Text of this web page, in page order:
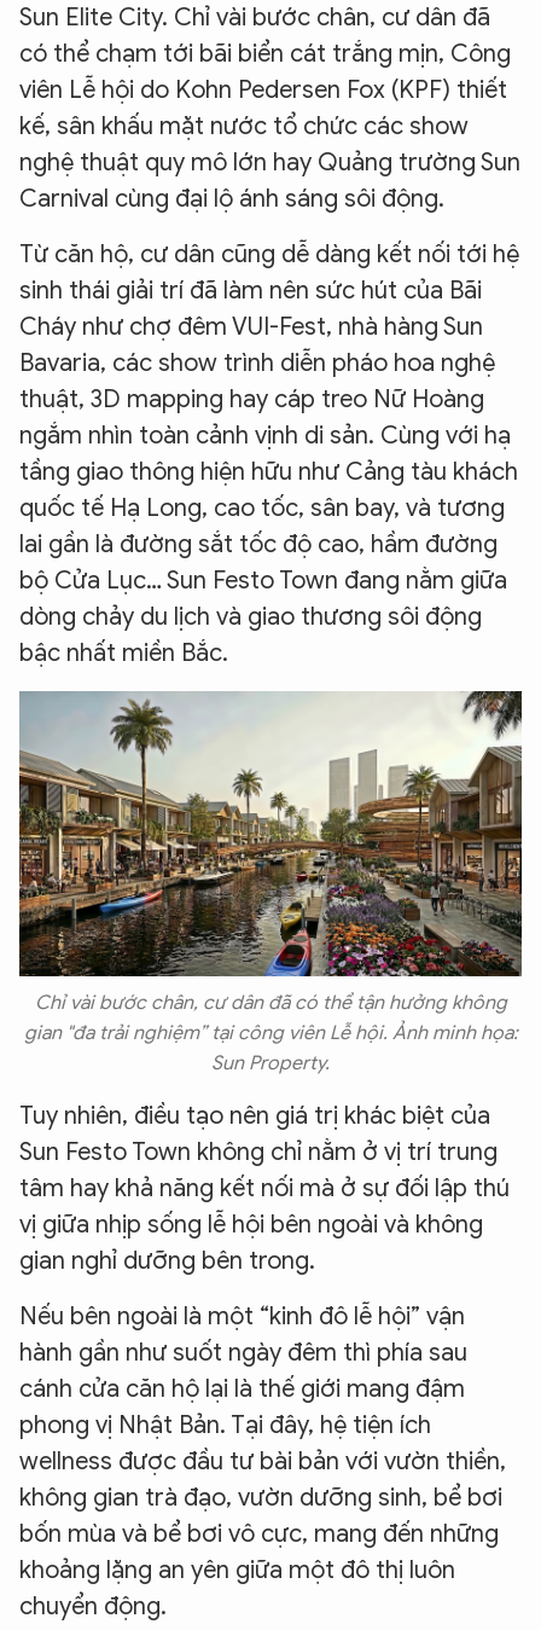
Sun Elite City. Chỉ vài bước chân, cư dân đã
có thể chạm tới bãi biển cát trắng mịn, Công
viên Lễ hội do Kohn Pedersen Fox (KPF) thiết
kế, sân khấu mặt nước tổ chức các show
nghệ thuật quy mô lớn hay Quảng trường Sun
Carnival cùng đại lộ ánh sáng sôi động.
Từ căn hộ, cư dân cũng dễ dàng kết nối tới hệ
sinh thái giải trí đã làm nên sức hút của Bãi
Cháy như chợ đêm VUI-Fest, nhà hàng Sun
Bavaria, các show trình diễn pháo hoa nghệ
thuật, 3D mapping hay cáp treo Nữ Hoàng
ngắm nhìn toàn cảnh vịnh di sản. Cùng với hạ
tầng giao thông hiện hữu như Cảng tàu khách
quốc tế Hạ Long, cao tốc, sân bay, và tương
lai gần là đường sắt tốc độ cao, hầm đường
bộ Cửa Lục… Sun Festo Town đang nằm giữa
dòng chảy du lịch và giao thương sôi động
bậc nhất miền Bắc.
Chỉ vài bước chân, cư dân đã có thể tận hưởng không
gian "đa trải nghiệm” tại công viên Lễ hội. Ảnh minh họa:
Sun Property.
Tuy nhiên, điều tạo nên giá trị khác biệt của
Sun Festo Town không chỉ nằm ở vị trí trung
tâm hay khả năng kết nối mà ở sự đối lập thú
vị giữa nhịp sống lễ hội bên ngoài và không
gian nghỉ dưỡng bên trong.
Nếu bên ngoài là một “kinh đô lễ hội” vận
hành gần như suốt ngày đêm thì phía sau
cánh cửa căn hộ lại là thế giới mang đậm
phong vị Nhật Bản. Tại đây, hệ tiện ích
wellness được đầu tư bài bản với vườn thiền,
không gian trà đạo, vườn dưỡng sinh, bể bơi
bốn mùa và bể bơi vô cực, mang đến những
khoảng lặng an yên giữa một đô thị luôn
chuyển động.